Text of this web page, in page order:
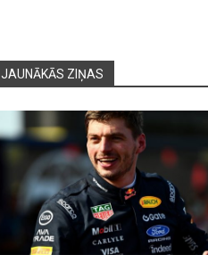
JAUNĀKĀS ZIŅAS